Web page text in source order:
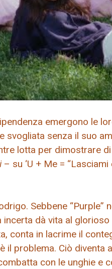
emergono le
svogliata senza il suo
lotta per dimostrare
– su ‘U + Me =
Sebbene
dà vita al glorioso
conta in lacrime il
il problema. Ciò diventa
con le unghie e